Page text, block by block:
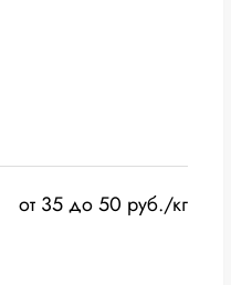
от 35 до 50 руб./кг